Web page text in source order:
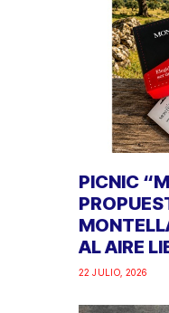
PICNIC
AL AIRE
22 JULIO, 2026